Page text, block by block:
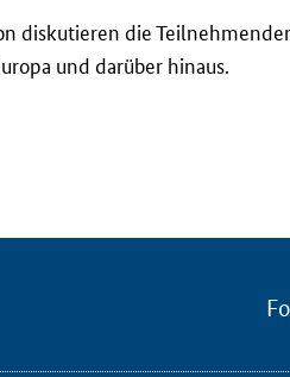
diskutieren die
und darüber hinaus.